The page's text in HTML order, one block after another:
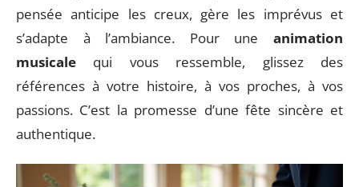
pensée anticipe les creux, gère les imprévus et
s’adapte à l’ambiance. Pour une animation
musicale qui vous ressemble, glissez des
références à votre histoire, à vos proches, à vos
passions. C’est la promesse d’une fête sincère et
authentique.